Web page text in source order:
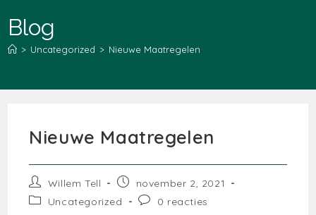
Blog
> Uncategorized > Nieuwe Maatregelen
Nieuwe Maatregelen
Bericht
auteur:
Willem Tell
Bericht
gepubliceerd
op:
november 2, 2021
Berichtcategorie:
Uncategorized
Bericht0 reacties